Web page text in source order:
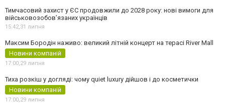
Тимчасовий захист у ЄС продовжили до 2028 року: нові вимоги для
військовозобов’язаних українців
15:42,31 липня
Максим Бородін наживо: великий літній концерт на терасі River Mall
Новини компаній
17:00,29 липня
Тиха розкіш у догляді: чому quiet luxury дійшов і до косметички
Новини компаній
17:00,29 липня